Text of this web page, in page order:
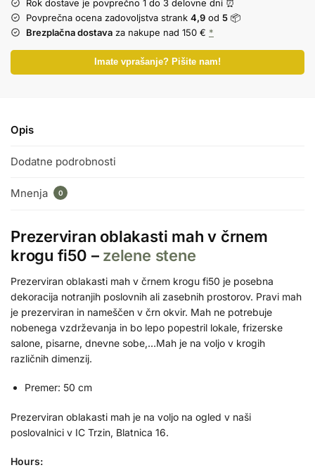
Rok dostave je povprečno 1 do 3 delovne dni ⏰
Povprečna ocena zadovoljstva strank 4,9 od 5 📦
Brezplačna dostava za nakupe nad 150 € *
Imate vprašanje? Pišite nam!
Opis
Dodatne podrobnosti
Mnenja 0
Prezerviran oblakasti mah v črnem
krogu fi50 – zelene stene
Prezerviran oblakasti mah v črnem krogu fi50 je posebna
dekoracija notranjih poslovnih ali zasebnih prostorov. Pravi mah
je prezerviran in nameščen v črn okvir. Mah ne potrebuje
nobenega vzdrževanja in bo lepo popestril lokale, frizerske
salone, pisarne, dnevne sobe,…Mah je na voljo v krogih
različnih dimenzij.
Premer: 50 cm
Prezerviran oblakasti mah je na voljo na ogled v naši
poslovalnici v IC Trzin, Blatnica 16.
Hours: